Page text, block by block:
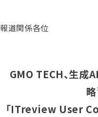
報道関係各位
GMO TECH、生成
「ITreview User